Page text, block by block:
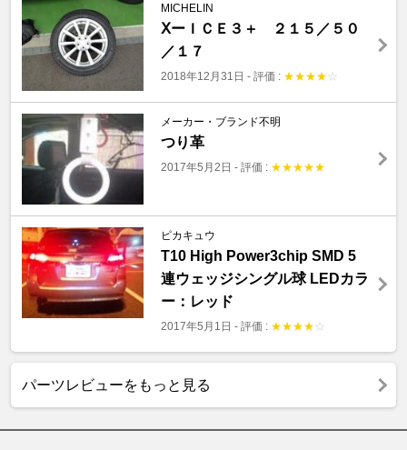
MICHELIN
ⅩーＩＣＥ３＋ ２１５／５０
／１７
2018年12月31日 - 評価 : ★★★★ ☆
メーカー・ブランド不明
つり革
2017年5月2日 - 評価 : ★★★★★
ピカキュウ
T10 High Power3chip SMD 5
連ウェッジシングル球 LEDカラ
ー：レッド
2017年5月1日 - 評価 : ★★★★ ☆
パーツレビューをもっと見る